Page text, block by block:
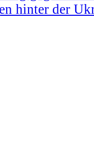
hinter der